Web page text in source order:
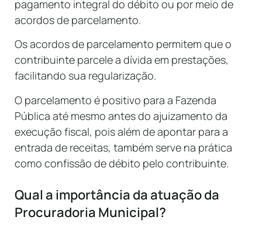
pagamento integral do débito ou por meio de
acordos de parcelamento.
Os acordos de parcelamento permitem que o
contribuinte parcele a dívida em prestações,
facilitando sua regularização.
O parcelamento é positivo para a Fazenda
Pública até mesmo antes do ajuizamento da
execução fiscal, pois além de apontar para a
entrada de receitas, também serve na prática
como confissão de débito pelo contribuinte.
Qual a importância da atuação da
Procuradoria Municipal?